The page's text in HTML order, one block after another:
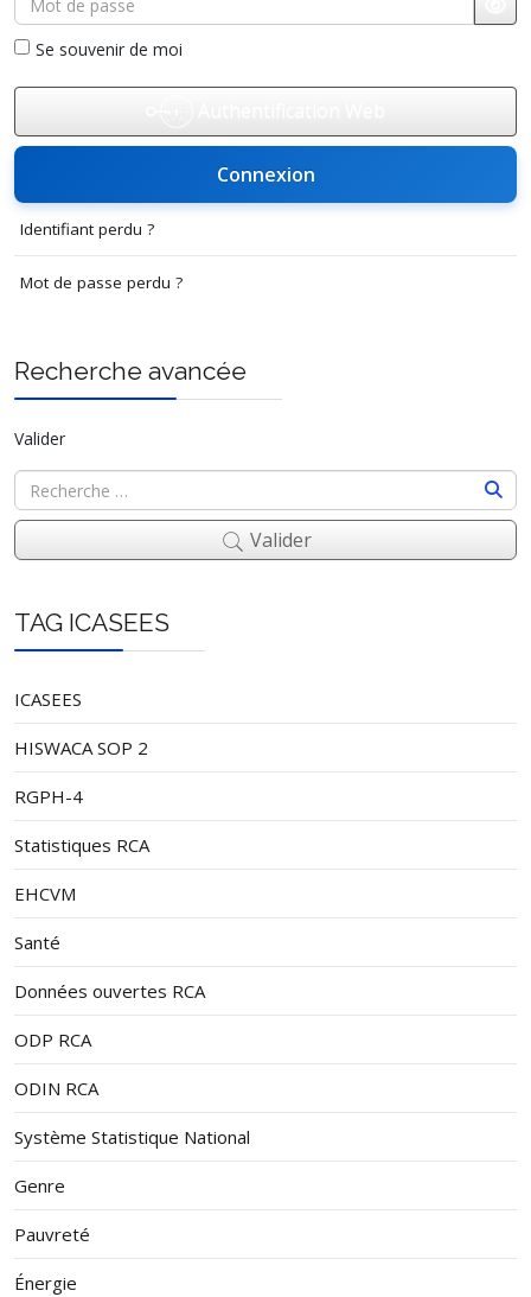
Se souvenir de moi
Connexion
Identifiant perdu ?
Mot de passe perdu ?
Recherche avancée
Valider
Valider
TAG ICASEES
ICASEES
HISWACA SOP 2
RGPH-4
Statistiques RCA
EHCVM
Santé
Données ouvertes RCA
ODP RCA
ODIN RCA
Système Statistique National
Genre
Pauvreté
Énergie